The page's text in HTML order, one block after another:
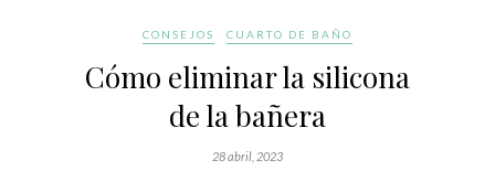
CONSEJOS CUARTO DE BAÑO
Cómo eliminar la silicona
de la bañera
28 abril, 2023